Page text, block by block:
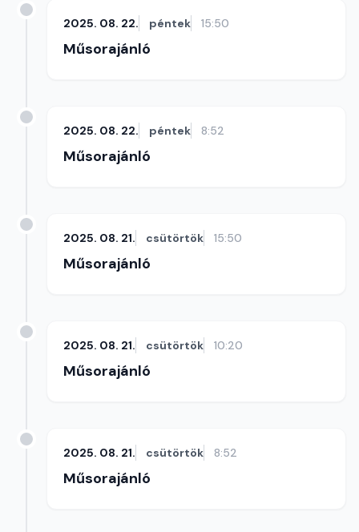
2025. 08. 22. péntek 15:50
Műsorajánló
2025. 08. 22. péntek 8:52
Műsorajánló
2025. 08. 21. csütörtök 15:50
Műsorajánló
2025. 08. 21. csütörtök 10:20
Műsorajánló
2025. 08. 21. csütörtök 8:52
Műsorajánló